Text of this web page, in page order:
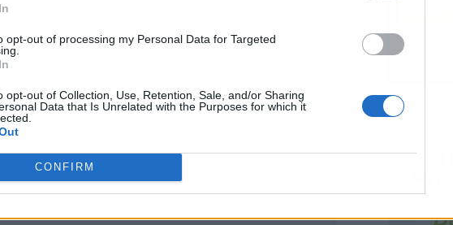
opt-out of processing my Personal Data for Targeted
opt-out of Collection, Use, Retention, Sale, and/or Sharing
Data that Is Unrelated with the Purposes for which it
CONFIRM